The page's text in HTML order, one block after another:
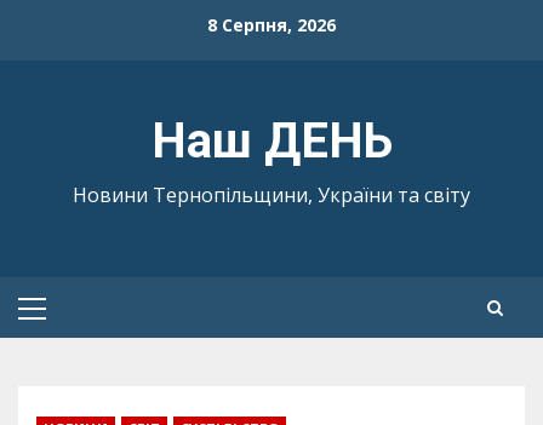
8 Серпня, 2026
Наш ДЕНЬ
Новини Тернопільщини, України та світу
Primary